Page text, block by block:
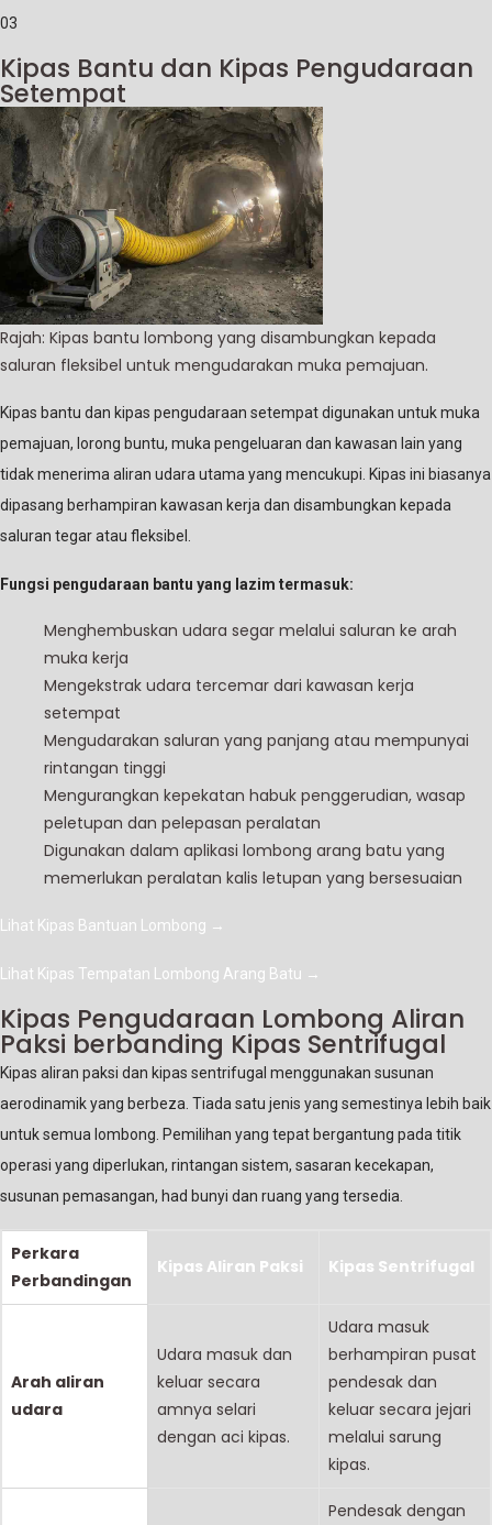
03
Kipas Bantu dan Kipas Pengudaraan
Setempat
Rajah: Kipas bantu lombong yang disambungkan kepada
saluran fleksibel untuk mengudarakan muka pemajuan.
Kipas bantu dan kipas pengudaraan setempat digunakan untuk muka
pemajuan, lorong buntu, muka pengeluaran dan kawasan lain yang
tidak menerima aliran udara utama yang mencukupi. Kipas ini biasanya
dipasang berhampiran kawasan kerja dan disambungkan kepada
saluran tegar atau fleksibel.
Fungsi pengudaraan bantu yang lazim termasuk:
Menghembuskan udara segar melalui saluran ke arah
muka kerja
Mengekstrak udara tercemar dari kawasan kerja
setempat
Mengudarakan saluran yang panjang atau mempunyai
rintangan tinggi
Mengurangkan kepekatan habuk penggerudian, wasap
peletupan dan pelepasan peralatan
Digunakan dalam aplikasi lombong arang batu yang
memerlukan peralatan kalis letupan yang bersesuaian
Lihat Kipas Bantuan Lombong →
Lihat Kipas Tempatan Lombong Arang Batu →
Kipas Pengudaraan Lombong Aliran
Paksi berbanding Kipas Sentrifugal
Kipas aliran paksi dan kipas sentrifugal menggunakan susunan
aerodinamik yang berbeza. Tiada satu jenis yang semestinya lebih baik
untuk semua lombong. Pemilihan yang tepat bergantung pada titik
operasi yang diperlukan, rintangan sistem, sasaran kecekapan,
susunan pemasangan, had bunyi dan ruang yang tersedia.
Perkara
Perbandingan
Kipas Aliran Paksi Kipas Sentrifugal
Arah aliran
udara
Udara masuk dan
keluar secara
amnya selari
dengan aci kipas.
Udara masuk
berhampiran pusat
pendesak dan
keluar secara jejari
melalui sarung
kipas.
Pendesak dengan